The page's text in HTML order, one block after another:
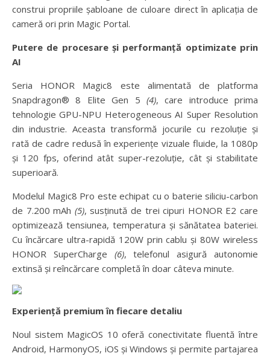
construi propriile șabloane de culoare direct în aplicația de
cameră ori prin Magic Portal.
Putere de procesare și performanță optimizate prin
AI
Seria HONOR Magic8 este alimentată de platforma
Snapdragon® 8 Elite Gen 5 (4), care introduce prima
tehnologie GPU-NPU Heterogeneous AI Super Resolution
din industrie. Aceasta transformă jocurile cu rezoluție și
rată de cadre redusă în experiențe vizuale fluide, la 1080p
și 120 fps, oferind atât super-rezoluție, cât și stabilitate
superioară.
Modelul Magic8 Pro este echipat cu o baterie siliciu-carbon
de 7.200 mAh (5), susținută de trei cipuri HONOR E2 care
optimizează tensiunea, temperatura și sănătatea bateriei.
Cu încărcare ultra-rapidă 120W prin cablu și 80W wireless
HONOR SuperCharge (6), telefonul asigură autonomie
extinsă și reîncărcare completă în doar câteva minute.
Experiență premium în fiecare detaliu
Noul sistem MagicOS 10 oferă conectivitate fluentă între
Android, HarmonyOS, iOS și Windows și permite partajarea